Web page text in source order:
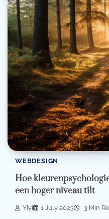
WEBDESIGN
Hoe
een hoger niveau tilt
Yiyi 1 July 2023 3 Min